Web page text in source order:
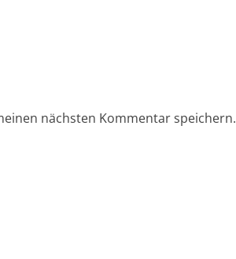
nächsten Kommentar speichern.